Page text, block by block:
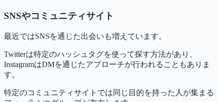
SNSやコミュニティサイト
最近ではSNSを通じた出会いも増えています。
Twitterは特定のハッシュタグを使って探す方法があり、
InstagramはDMを通じたアプローチが行われることもありま
す。
特定のコミュニティサイトでは同じ目的を持った人が集まる